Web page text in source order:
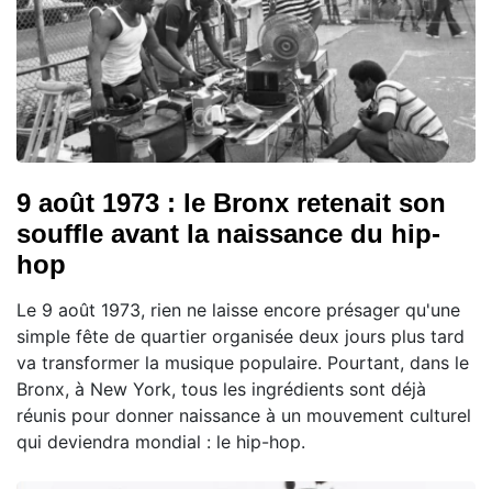
9 août 1973 : le Bronx retenait son
souffle avant la naissance du hip-
hop
Le 9 août 1973, rien ne laisse encore présager qu'une
simple fête de quartier organisée deux jours plus tard
va transformer la musique populaire. Pourtant, dans le
Bronx, à New York, tous les ingrédients sont déjà
réunis pour donner naissance à un mouvement culturel
qui deviendra mondial : le hip-hop.